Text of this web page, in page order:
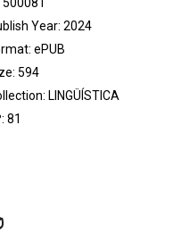
Year: 2024
ePUB
594
LINGÜÍSTICA
81